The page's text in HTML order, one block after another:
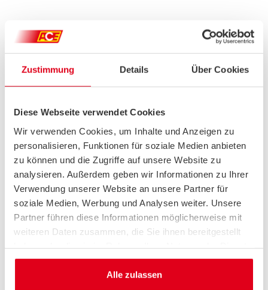
Zustimmung Details Über Cookies
Diese Webseite verwendet Cookies
Wir verwenden Cookies, um Inhalte und Anzeigen zu
personalisieren, Funktionen für soziale Medien anbieten
zu können und die Zugriffe auf unsere Website zu
analysieren. Außerdem geben wir Informationen zu Ihrer
Verwendung unserer Website an unsere Partner für
soziale Medien, Werbung und Analysen weiter. Unsere
Partner führen diese Informationen möglicherweise mit
weiteren Daten zusammen, die Sie ihnen bereitgestellt
gesammelt haben.
Alle zulassen
MEHR INFORMATIONEN:
zum Verbraucherschutz
VERANSTALTUNGEN
Zu den Veranstaltungen